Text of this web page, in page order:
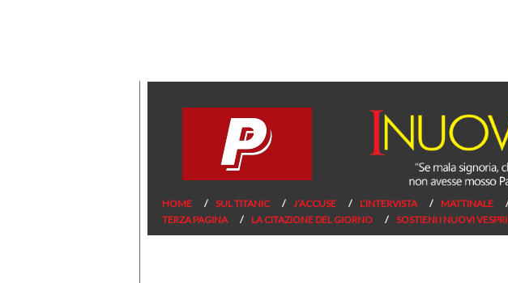
HOME SUL TITANIC J’ACCUSE L’INTERVISTA MATTINALE
TERZA PAGINA
LA CITAZIONE DEL GIORNO SOSTIENI I NUOVI VESPRI